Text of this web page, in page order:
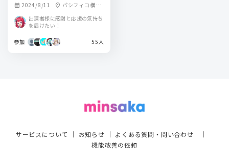
d】
calendar_month 2024/8/11 location_on パシフィコ横浜
国立大ホール
出演者様に感謝と応援の気持ち
を届けたい！
参加 55人
サービスについて ｜ お知らせ ｜ よくある質問・問い合わせ ｜
機能改善の依頼